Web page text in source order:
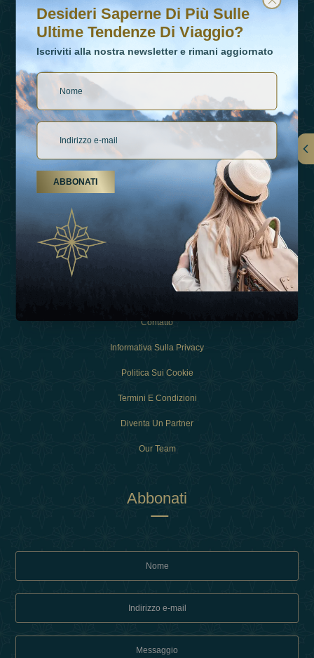
WhatsApp No
+442034682356
Collegamenti
Esperienza
Contatto
Informativa Sulla Privacy
Politica Sui Cookie
Termini E Condizioni
Diventa Un Partner
Our Team
Abbonati
Desideri Saperne Di Più Sulle
Ultime Tendenze Di Viaggio?
Iscriviti alla nostra newsletter e rimani aggiornato
ABBONATI